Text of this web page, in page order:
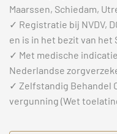
Maarssen, Schiedam,
✓ Registratie bij NVDV,
en is in het bezit van het
✓ Met medische
Nederlandse
✓ Zelfstandig Behandel
vergunning (Wet